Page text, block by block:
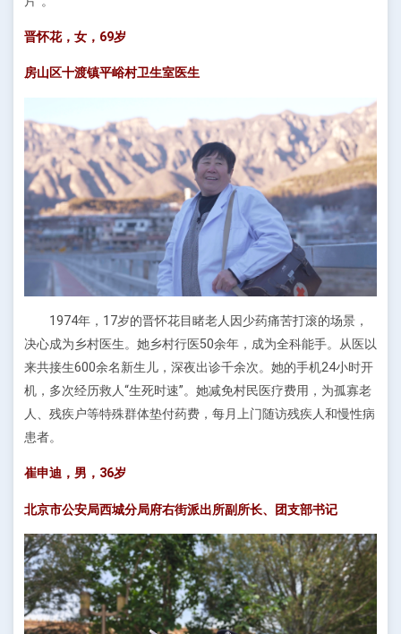
晋怀花，女，69岁
房山区十渡镇平峪村卫生室医生
1974年，17岁的晋怀花目睹老人因少药痛苦打滚的场景，
决心成为乡村医生。她乡村行医50余年，成为全科能手。从医以
来共接生600余名新生儿，深夜出诊千余次。她的手机24小时开
机，多次经历救人“生死时速”。她减免村民医疗费用，为孤寡老
人、残疾户等特殊群体垫付药费，每月上门随访残疾人和慢性病
患者。
崔申迪，男，36岁
北京市公安局西城分局府右街派出所副所长、团支部书记